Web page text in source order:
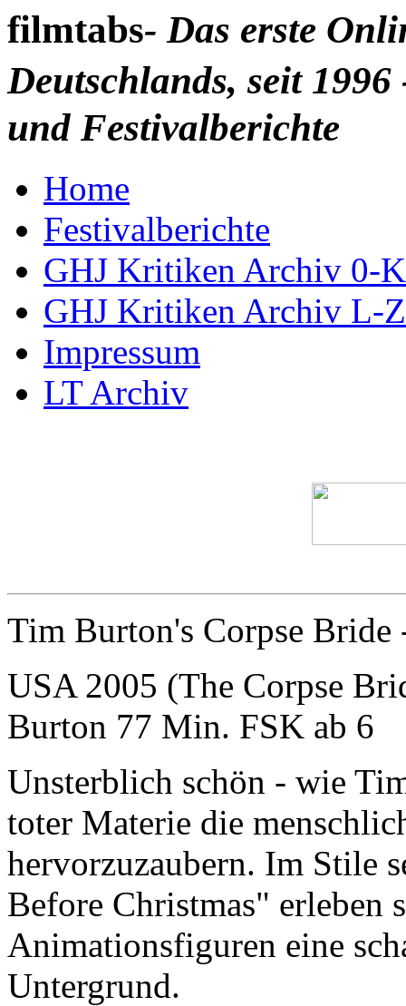
filmtabs- Das erste
Deutschlands, seit
und Festivalberichte
Home
Festivalberichte
GHJ Kritiken Archiv 0-K
GHJ Kritiken Archiv L-Z
Impressum
LT Archiv
Tim Burton's Corpse
USA 2005 (The Corpse
Burton 77 Min. FSK ab 6
Unsterblich schön - wie
toter Materie die
hervorzuzaubern. Im Stile
Before Christmas" erleben
Animationsfiguren eine
Untergrund.